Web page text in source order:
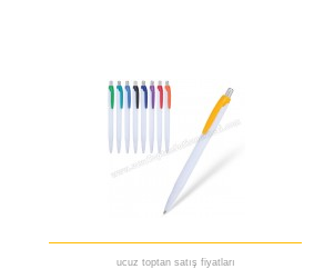
ucuz toptan satış fiyatları